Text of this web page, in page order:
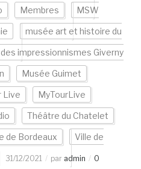
Membres MSW
musée art et histoire du
impressionnismes Giverny
Musée Guimet
Live MyTourLive
Théâtre du Chatelet
de Bordeaux Ville de
31/12/2021 par admin
0